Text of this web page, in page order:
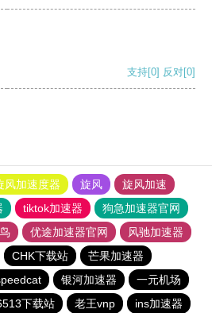
支持[0] 反对[0]
风加速度器 旋风
旋风加速
tiktok加速器
狗急加速器官网
优途加速器官网
风驰加速器
CHK下载站
芒果加速器
银河加速器
一元机场
下载站 老王vnp ins加速器